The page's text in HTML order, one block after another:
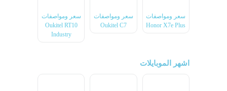
سعر ومواصفات
Honor X7e Plus
سعر ومواصفات
Oukitel C7
سعر ومواصفات
Oukitel RT10
Industry
اشهر الموبايلات